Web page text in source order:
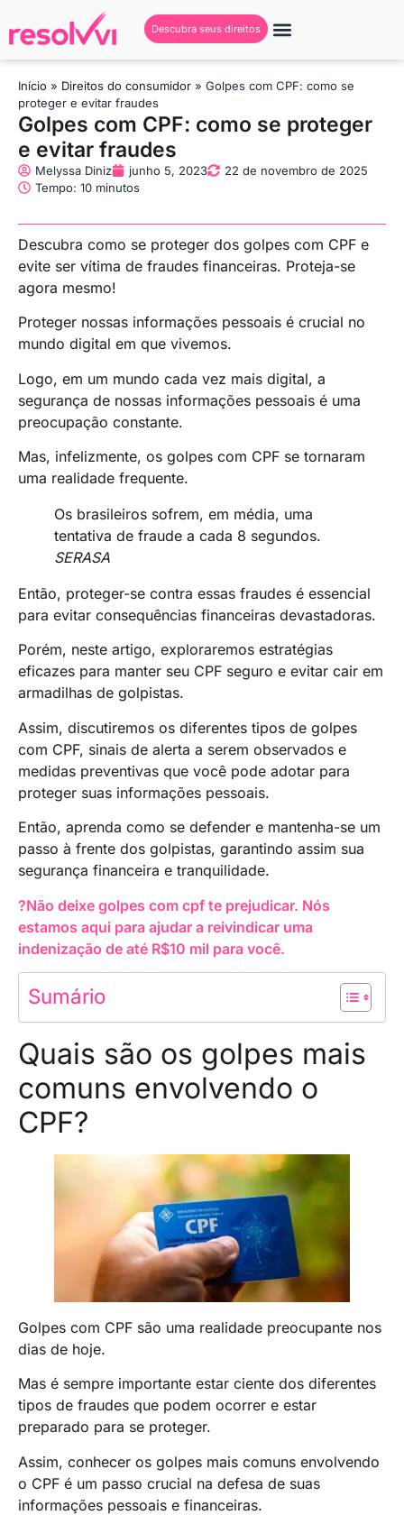
Descubra seus direitos
Início » Direitos do consumidor » Golpes com CPF: como se
proteger e evitar fraudes
Golpes com CPF: como se proteger
e evitar fraudes
Melyssa Diniz junho 5, 2023
22 de novembro de 2025
Tempo: 10 minutos
Descubra como se proteger dos golpes com CPF e
evite ser vítima de fraudes financeiras. Proteja-se
agora mesmo!
Proteger nossas informações pessoais é crucial no
mundo digital em que vivemos.
Logo, em um mundo cada vez mais digital, a
segurança de nossas informações pessoais é uma
preocupação constante.
Mas, infelizmente, os golpes com CPF se tornaram
uma realidade frequente.
Os brasileiros sofrem, em média, uma
tentativa de fraude a cada 8 segundos.
SERASA
Então, proteger-se contra essas fraudes é essencial
para evitar consequências financeiras devastadoras.
Porém, neste artigo, exploraremos estratégias
eficazes para manter seu CPF seguro e evitar cair em
armadilhas de golpistas.
Assim, discutiremos os diferentes tipos de golpes
com CPF, sinais de alerta a serem observados e
medidas preventivas que você pode adotar para
proteger suas informações pessoais.
Então, aprenda como se defender e mantenha-se um
passo à frente dos golpistas, garantindo assim sua
segurança financeira e tranquilidade.
?Não deixe golpes com cpf te prejudicar. Nós
estamos aqui para ajudar a reivindicar uma
indenização de até R$10 mil para você.
Sumário
Quais são os golpes mais
comuns envolvendo o
CPF?
Golpes com CPF são uma realidade preocupante nos
dias de hoje.
Mas é sempre importante estar ciente dos diferentes
tipos de fraudes que podem ocorrer e estar
preparado para se proteger.
Assim, conhecer os golpes mais comuns envolvendo
o CPF é um passo crucial na defesa de suas
informações pessoais e financeiras.